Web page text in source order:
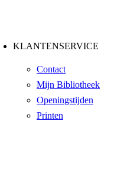
KLANTENSERVICE
Contact
Mijn Bibliotheek
Openingstijden
Printen